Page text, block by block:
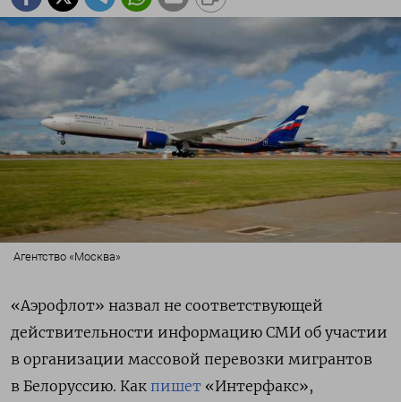
Агентство «Москва»
«Аэрофлот» назвал не соответствующей
действительности информацию СМИ об участии
в организации массовой перевозки мигрантов
в Белоруссию. Как пишет «Интерфакс»,